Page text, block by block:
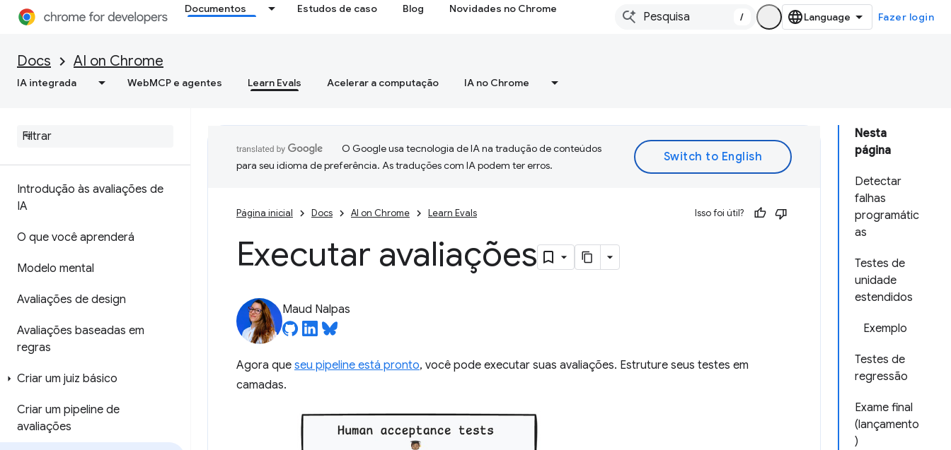
Documentos Estudos de caso Blog Novidades no Chrome
/ Fazer login
Docs AI on Chrome
IA integrada WebMCP e agentes Learn Evals Acelerar a computação IA no Chrome
Introdução às avaliações de
IA
O que você aprenderá
Modelo mental
Avaliações de design
Avaliações baseadas em
regras
Criar um juiz básico
Criar um pipeline de
avaliações
Nesta
página
Detectar
falhas
programátic
as
Testes de
unidade
estendidos
Exemplo
Testes de
regressão
Exame final
(lançamento
)
O Google usa tecnologia de IA na tradução de conteúdos
para seu idioma de preferência. As traduções com IA podem ter erros.
Página inicial Docs AI on Chrome Learn Evals Isso foi útil?
Executar avaliações
Maud Nalpas
Agora que seu pipeline está pronto, você pode executar suas avaliações. Estruture seus testes em
camadas.